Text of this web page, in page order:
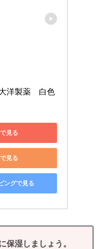
洋製薬　白色
見る
見る
ングで見る
保湿しましょう。